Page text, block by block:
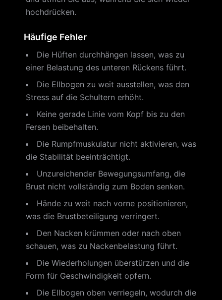
hochdrücken.
Häufige Fehler
Die Hüften durchhängen lassen, was zu
einer Belastung des unteren Rückens führt.
Die Ellbogen zu weit ausstellen, was den
Stress auf die Schultern erhöht.
Keine gerade Linie vom Kopf bis zu den
Fersen beibehalten.
Die Rumpfmuskulatur nicht aktivieren, was
die Stabilität beeinträchtigt.
Unzureichender Bewegungsumfang, die
Brust nicht vollständig zum Boden senken.
Hände zu weit nach vorne positionieren,
was die Brustbeteiligung verringert.
Den Nacken krümmen oder nach oben
schauen, was zu Nackenbelastung führt.
Die Wiederholungen überstürzen und die
Form für Geschwindigkeit opfern.
Die Ellbogen oben verriegeln, wodurch die